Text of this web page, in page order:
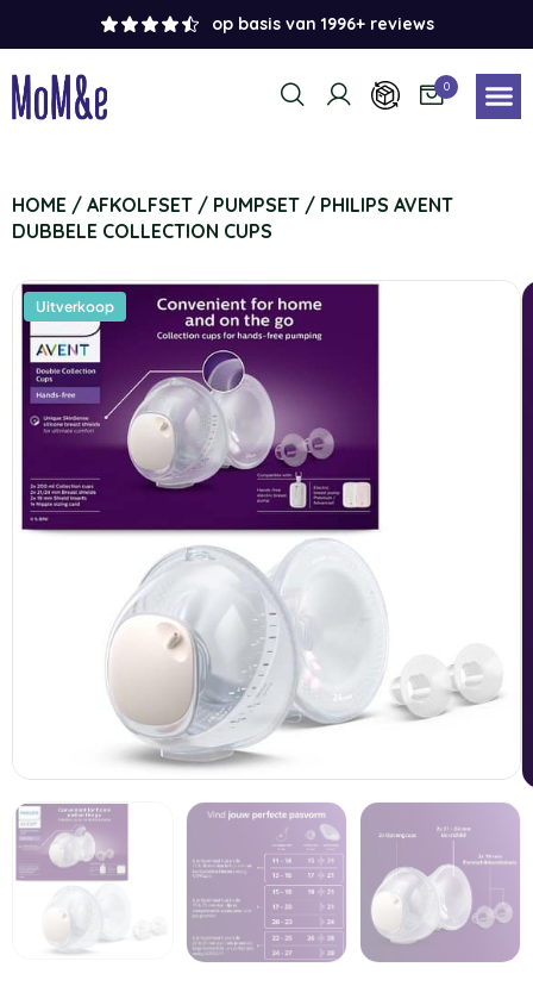
op basis van 1996+ reviews
0
HOME / AFKOLFSET / PUMPSET / PHILIPS AVENT
DUBBELE COLLECTION CUPS
Uitverkoop